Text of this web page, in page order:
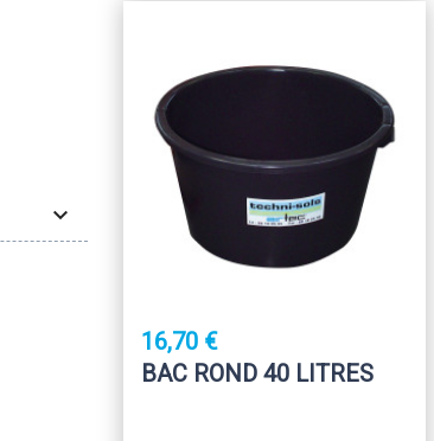

16,70 €
BAC ROND 40 LITRES